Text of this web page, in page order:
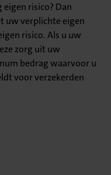
risico? Dan
uw verplichte eigen
risico. Als u uw
zorg uit uw
bedrag waarvoor u
voor verzekerden